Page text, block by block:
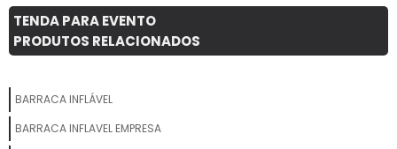
TENDA PARA EVENTO
PRODUTOS RELACIONADOS
BARRACA INFLÁVEL
BARRACA INFLAVEL EMPRESA